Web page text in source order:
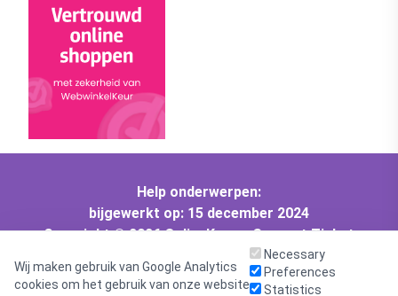
Help onderwerpen:
bijgewerkt op: 15 december 2024
Copyright © 2026 OnlineKeys :: Support Ticket
System - All rights reserved.
Helpdesk software - powered by osTicket
Wij maken gebruik van Google Analytics
cookies om het gebruik van onze website
Necessary
Preferences
Statistics